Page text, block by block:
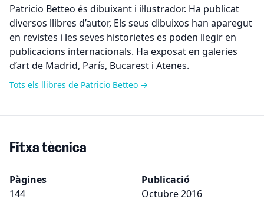
Patricio Betteo és dibuixant i il·lustrador. Ha publicat
diversos llibres d’autor, Els seus dibuixos han aparegut
en revistes i les seves historietes es poden llegir en
publicacions internacionals. Ha exposat en galeries
d’art de Madrid, París, Bucarest i Atenes.
Tots els llibres de Patricio Betteo →
Fitxa tècnica
Pàgines
144
Publicació
Octubre 2016